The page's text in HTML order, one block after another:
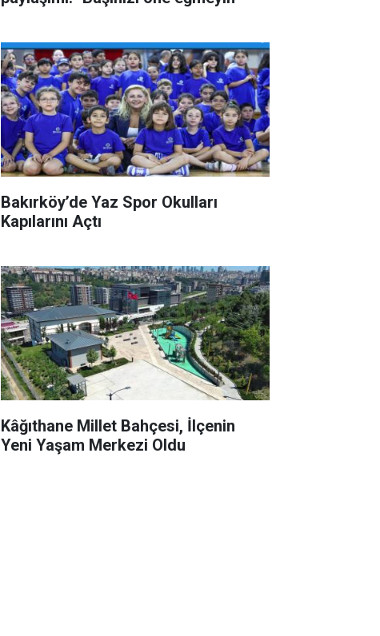
Bakırköy’de Yaz Spor Okulları
Kapılarını Açtı
Kâğıthane Millet Bahçesi, İlçenin
Yeni Yaşam Merkezi Oldu